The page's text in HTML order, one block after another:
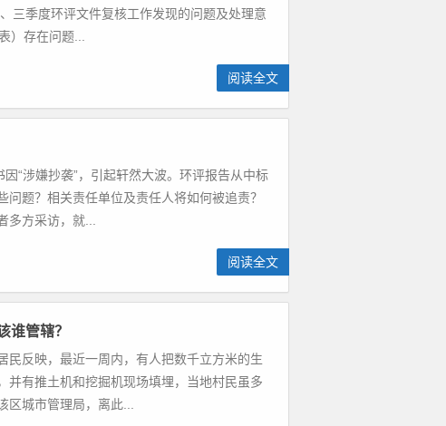
三季度环评文件复核工作发现的问题及处理意
）存在问题...
阅读全文
“涉嫌抄袭”，引起轩然大波。环评报告从中标
题？相关责任单位及责任人将如何被追责？
方采访，就...
阅读全文
谁管辖？
民反映，最近一周内，有人把数千立方米的生
并有推土机和挖掘机现场填埋，当地村民虽多
城市管理局，离此...